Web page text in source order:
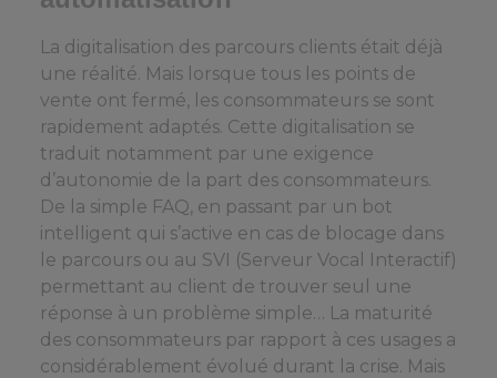
La digitalisation des parcours clients était déjà
une réalité. Mais lorsque tous les points de
vente ont fermé, les consommateurs se sont
rapidement adaptés. Cette digitalisation se
traduit notamment par une exigence
d’autonomie de la part des consommateurs.
De la simple FAQ, en passant par un bot
intelligent qui s’active en cas de blocage dans
le parcours ou au SVI (Serveur Vocal Interactif)
permettant au client de trouver seul une
réponse à un problème simple… La maturité
des consommateurs par rapport à ces usages a
considérablement évolué durant la crise. Mais